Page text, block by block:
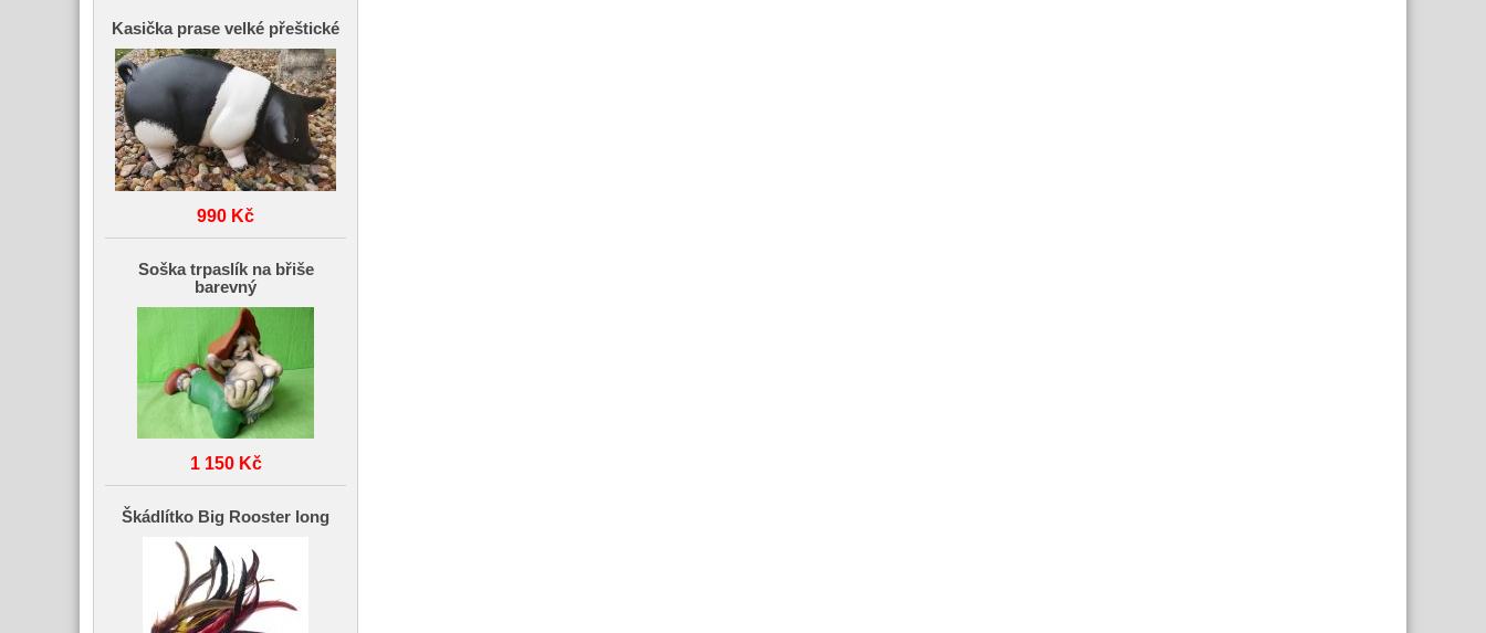
Kasička prase velké přeštické
990 Kč
Soška trpaslík na břiše
barevný
1 150 Kč
Škádlítko Big Rooster long